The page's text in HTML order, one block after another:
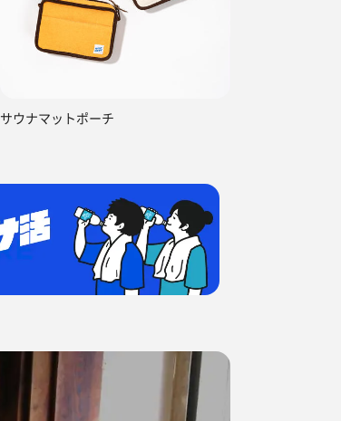
サウナマットポーチ